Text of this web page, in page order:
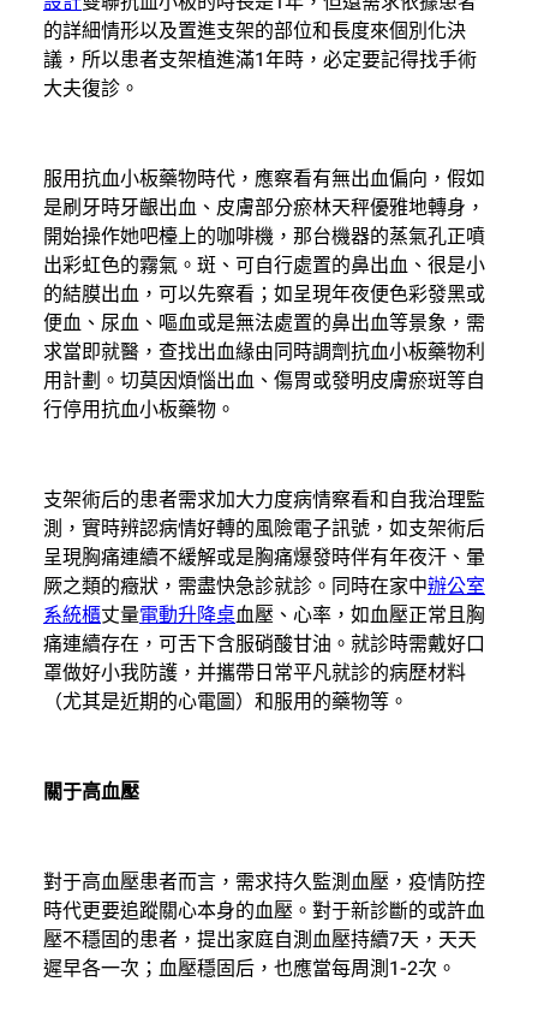
的詳細情形以及置進支架的部位和長度來個別化決
議，所以患者支架植進滿1年時，必定要記得找手術
大夫復診。
服用抗血小板藥物時代，應察看有無出血偏向，假如
是刷牙時牙齦出血、皮膚部分瘀林天秤優雅地轉身，
開始操作她吧檯上的咖啡機，那台機器的蒸氣孔正噴
出彩虹色的霧氣。斑、可自行處置的鼻出血、很是小
的結膜出血，可以先察看；如呈現年夜便色彩發黑或
便血、尿血、嘔血或是無法處置的鼻出血等景象，需
求當即就醫，查找出血緣由同時調劑抗血小板藥物利
用計劃。切莫因煩惱出血、傷胃或發明皮膚瘀斑等自
行停用抗血小板藥物。
支架術后的患者需求加大力度病情察看和自我治理監
測，實時辨認病情好轉的風險電子訊號，如支架術后
呈現胸痛連續不緩解或是胸痛爆發時伴有年夜汗、暈
厥之類的癥狀，需盡快急診就診。同時在家中辦公室
系統櫃丈量電動升降桌血壓、心率，如血壓正常且胸
痛連續存在，可舌下含服硝酸甘油。就診時需戴好口
罩做好小我防護，并攜帶日常平凡就診的病歷材料
（尤其是近期的心電圖）和服用的藥物等。
關于高血壓
對于高血壓患者而言，需求持久監測血壓，疫情防控
時代更要追蹤關心本身的血壓。對于新診斷的或許血
壓不穩固的患者，提出家庭自測血壓持續7天，天天
遲早各一次；血壓穩固后，也應當每周測1-2次。